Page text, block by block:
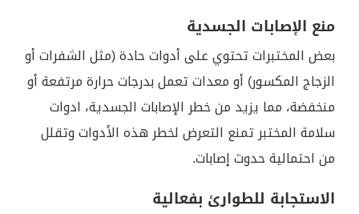
منع الإصابات الجسدية
بعض المختبرات تحتوي على أدوات حادة (مثل الشفرات أو
الزجاج المكسور) أو معدات تعمل بدرجات حرارة مرتفعة أو
منخفضة، مما يزيد من خطر الإصابات الجسدية، ادوات
سلامة المختبر تمنع التعرض لخطر هذه الأدوات وتقلل
من احتمالية حدوث إصابات.
الاستجابة للطوارئ بفعالية